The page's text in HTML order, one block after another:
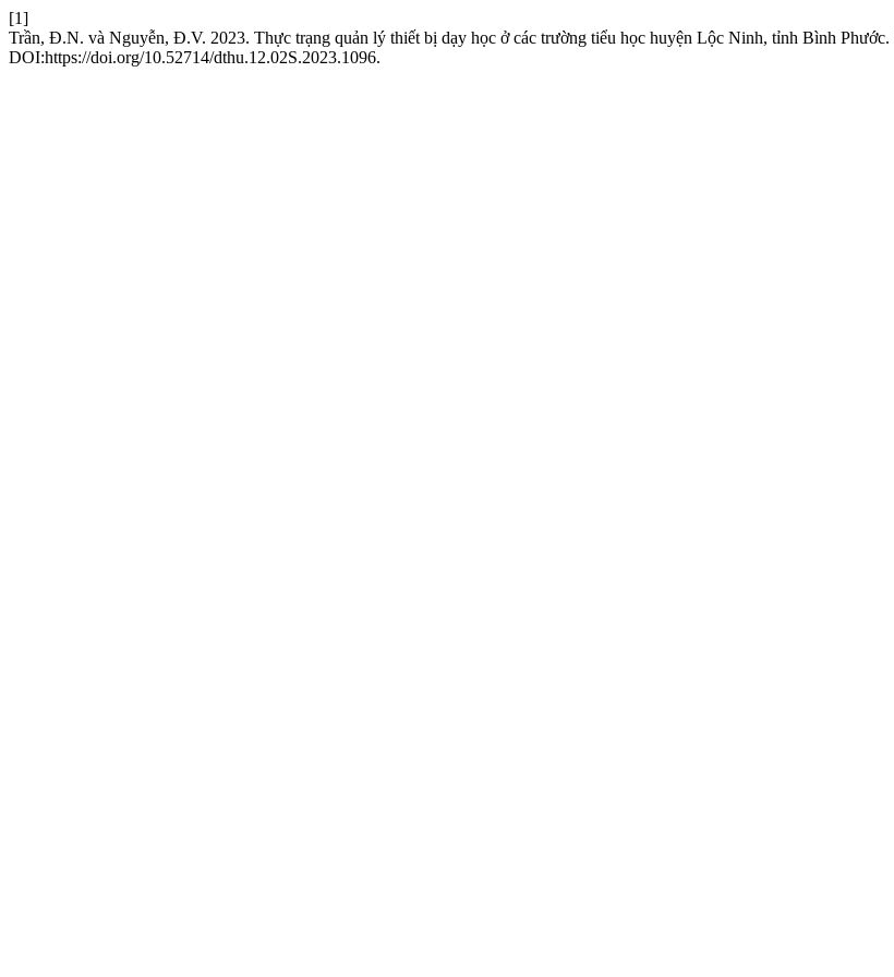
[1]
Trần, Đ.N. và Nguyễn, Đ.V. 2023. Thực trạng quản lý thiết bị dạy học ở các trường tiểu học huyện Lộc Ninh, tỉnh Bình Phước.
DOI:https://doi.org/10.52714/dthu.12.02S.2023.1096.